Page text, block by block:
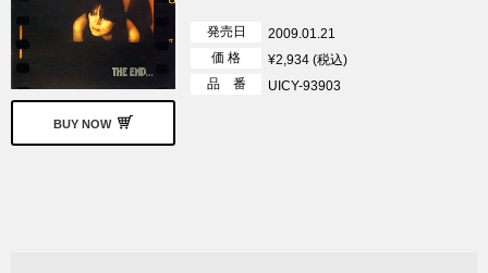
BUY NOW
発売日
2009.01.21
価 格
¥2,934 (税込)
品 番
UICY-93903